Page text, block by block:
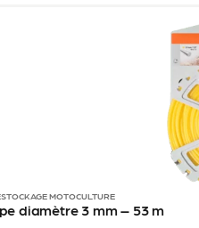
MOTOCULTURE
diamètre 3 mm – 53 m